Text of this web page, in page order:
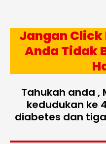
Jangan Click
Anda Tidak
Tahukah anda ,
kedudukan ke
diabetes dan